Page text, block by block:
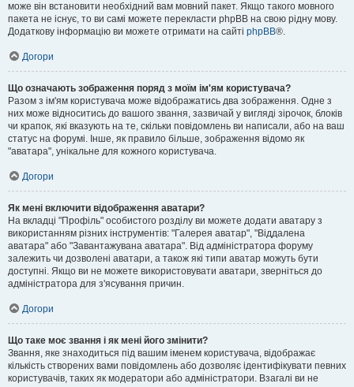
може він встановити необхідний вам мовний пакет. Якщо такого мовного
пакета не існує, то ви самі можете перекласти phpBB на свою рідну мову.
Додаткову інформацію ви можете отримати на сайті phpBB®.
Догори
Що означають зображення поряд з моїм ім'ям користувача?
Разом з ім'ям користувача може відображатись два зображення. Одне з
них може відноситись до вашого звання, зазвичай у вигляді зірочок, блоків
чи крапок, які вказують на те, скільки повідомлень ви написали, або на ваш
статус на форумі. Інше, як правило більше, зображення відомо як
"аватара", унікальне для кожного користувача.
Догори
Як мені включити відображення аватари?
На вкладці "Профіль" особистого розділу ви можете додати аватару з
використанням різних інструментів: "Галерея аватар", "Віддалена
аватара" або "Завантажувана аватара". Від адміністратора форуму
залежить чи дозволені аватари, а також які типи аватар можуть бути
доступні. Якщо ви не можете використовувати аватари, зверніться до
адміністратора для з'ясування причин.
Догори
Що таке моє звання і як мені його змінити?
Звання, яке знаходиться під вашим іменем користувача, відображає
кількість створених вами повідомлень або дозволяє ідентифікувати певних
користувачів, таких як модератори або адміністратори. Взагалі ви не